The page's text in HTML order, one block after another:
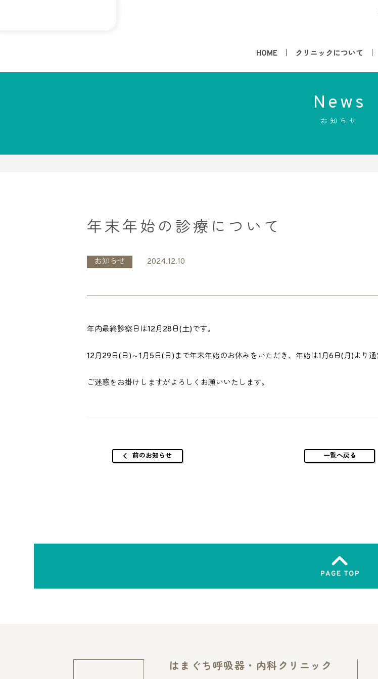
HOME クリニックについて
News
お知らせ
年末年始の診療について
お知らせ 2024.12.10
年内最終診察日は12月28日(土)です。
12月29日(日)～1月5日(日)まで年末年始のお休みをいただき、年始は1月6日(月)より通
ご迷惑をお掛けしますがよろしくお願いいたします。
前のお知らせ 一覧へ戻る
はまぐち呼吸器・内科クリニック